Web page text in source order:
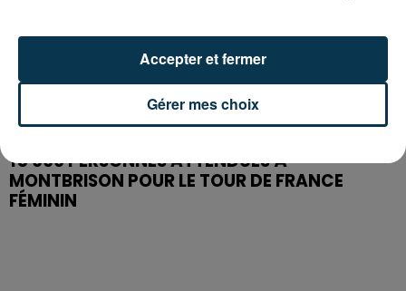
15 000 PERSONNES ATTENDUES À
MONTBRISON POUR LE TOUR DE FRANCE
FÉMININ
Gérer mes choix
Accepter et fermer